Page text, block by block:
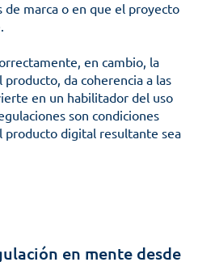
de marca o en que el proyecto
en cambio, la
da coherencia a las
en un habilitador del uso
son condiciones
digital resultante sea
en mente desde